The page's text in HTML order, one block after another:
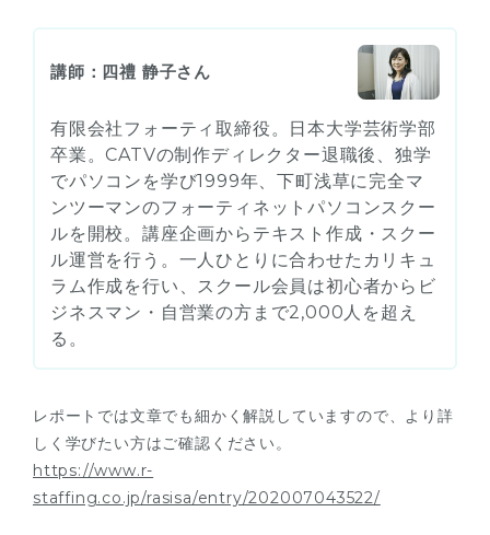
講師：四禮 静子さん
有限会社フォーティ取締役。日本大学芸術学部
卒業。CATVの制作ディレクター退職後、独学
でパソコンを学び1999年、下町浅草に完全マ
ンツーマンのフォーティネットパソコンスクー
ルを開校。講座企画からテキスト作成・スクー
ル運営を行う。一人ひとりに合わせたカリキュ
ラム作成を行い、スクール会員は初心者からビ
ジネスマン・自営業の方まで2,000人を超え
る。
レポートでは文章でも細かく解説していますので、より詳
しく学びたい方はご確認ください。
https://www.r-
staffing.co.jp/rasisa/entry/202007043522/